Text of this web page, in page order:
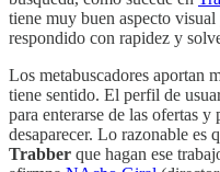
tiene muy buen aspecto
respondido con rapidez y
Los metabuscadores aportan
tiene sentido. El perfil de
para enterarse de las ofertas
desaparecer. Lo razonable es
Trabber que hagan ese